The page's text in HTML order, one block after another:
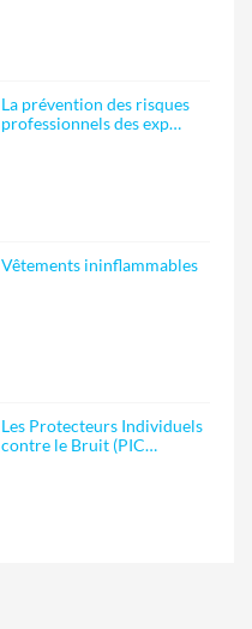
La prévention des risques
professionnels des exp…
Vêtements ininflammables
Les Protecteurs Individuels
contre le Bruit (PIC…